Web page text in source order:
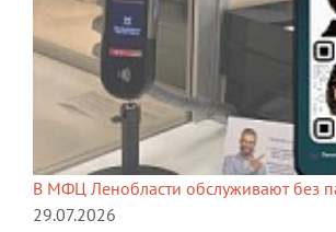
В МФЦ Ленобласти обслуживают без
29.07.2026